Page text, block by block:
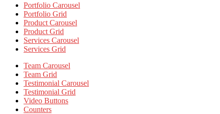
Portfolio Carousel
Portfolio Grid
Product Carousel
Product Grid
Services Carousel
Services Grid
Team Carousel
Team Grid
Testimonial Carousel
Testimonial Grid
Video Buttons
Counters